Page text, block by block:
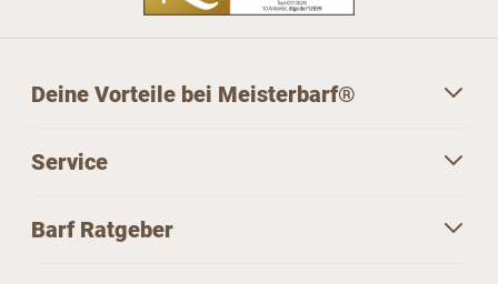
Deine Vorteile bei Meisterbarf®
Service
Barf Ratgeber